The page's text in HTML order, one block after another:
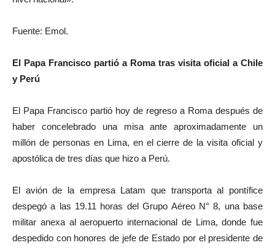
Fuente: Emol.
El Papa Francisco partió a Roma tras visita oficial a Chile
y Perú
El Papa Francisco partió hoy de regreso a Roma después de
haber concelebrado una misa ante aproximadamente un
millón de personas en Lima, en el cierre de la visita oficial y
apostólica de tres días que hizo a Perú.
El avión de la empresa Latam que transporta al pontífice
despegó a las 19.11 horas del Grupo Aéreo N° 8, una base
militar anexa al aeropuerto internacional de Lima, donde fue
despedido con honores de jefe de Estado por el presidente de